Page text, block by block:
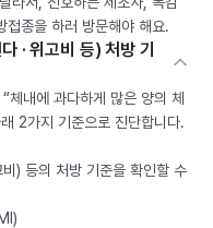
접종을 하러 방문해야 해요.
· 위고비 등) 처방 기
체내에 과다하게 많은 양의 체
2가지 기준으로 진단합니다.
) 등의 처방 기준을 확인할 수